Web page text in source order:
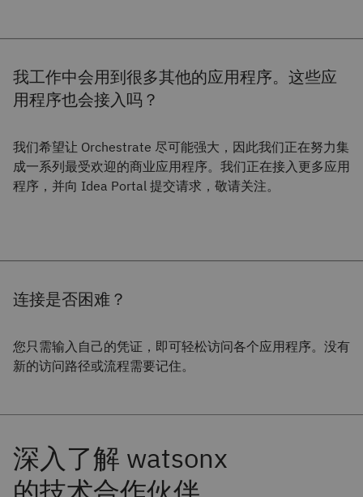
我工作中会用到很多其他的应用程序。这些应
用程序也会接入吗？
我们希望让 Orchestrate 尽可能强大，因此我们正在努力集
成一系列最受欢迎的商业应用程序。我们正在接入更多应用
程序，并向 Idea Portal 提交请求，敬请关注。
连接是否困难？
您只需输入自己的凭证，即可轻松访问各个应用程序。没有
新的访问路径或流程需要记住。